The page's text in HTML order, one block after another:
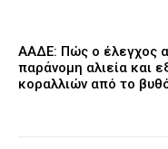
ΑΑΔΕ: Πώς ο έλεγχος
παράνομη αλιεία και
κοραλλιών από το